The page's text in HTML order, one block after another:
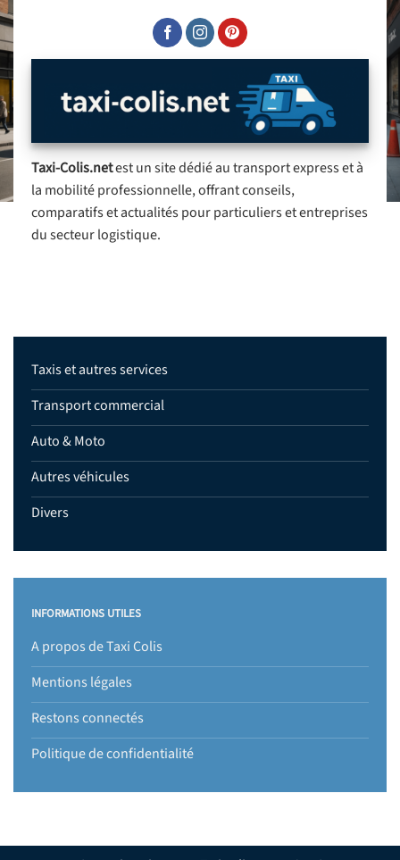
Taxi-Colis.netest un site dédié au transport express et à
la mobilité professionnelle, offrant conseils,
comparatifs et actualités pour particuliers et entreprises
du secteur logistique.
Taxis et autres services
Transport commercial
Auto & Moto
Autres véhicules
Divers
INFORMATIONS UTILES
A propos de Taxi Colis
Mentions légales
Restons connectés
Politique de confidentialité